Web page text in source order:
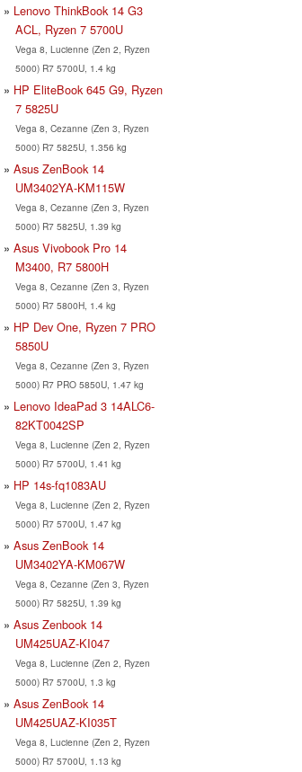
Lenovo ThinkBook 14 G3
ACL, Ryzen 7 5700U
Vega 8, Lucienne (Zen 2, Ryzen
5000) R7 5700U, 1.4 kg
HP EliteBook 645 G9, Ryzen
7 5825U
Vega 8, Cezanne (Zen 3, Ryzen
5000) R7 5825U, 1.356 kg
Asus ZenBook 14
UM3402YA-KM115W
Vega 8, Cezanne (Zen 3, Ryzen
5000) R7 5825U, 1.39 kg
Asus Vivobook Pro 14
M3400, R7 5800H
Vega 8, Cezanne (Zen 3, Ryzen
5000) R7 5800H, 1.4 kg
HP Dev One, Ryzen 7 PRO
5850U
Vega 8, Cezanne (Zen 3, Ryzen
5000) R7 PRO 5850U, 1.47 kg
Lenovo IdeaPad 3 14ALC6-
82KT0042SP
Vega 8, Lucienne (Zen 2, Ryzen
5000) R7 5700U, 1.41 kg
HP 14s-fq1083AU
Vega 8, Lucienne (Zen 2, Ryzen
5000) R7 5700U, 1.47 kg
Asus ZenBook 14
UM3402YA-KM067W
Vega 8, Cezanne (Zen 3, Ryzen
5000) R7 5825U, 1.39 kg
Asus Zenbook 14
UM425UAZ-KI047
Vega 8, Lucienne (Zen 2, Ryzen
5000) R7 5700U, 1.3 kg
Asus ZenBook 14
UM425UAZ-KI035T
Vega 8, Lucienne (Zen 2, Ryzen
5000) R7 5700U, 1.13 kg